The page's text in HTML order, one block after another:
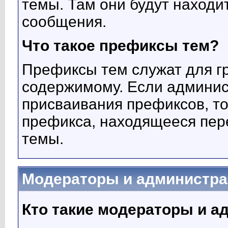
темы. Там они будут
сообщения.
Что такое префиксы тем?
Префиксы тем служат для
содержимому. Если
присваивания префиксов,
префикса, находящееся
темы.
Модераторы и
Кто такие модераторы и